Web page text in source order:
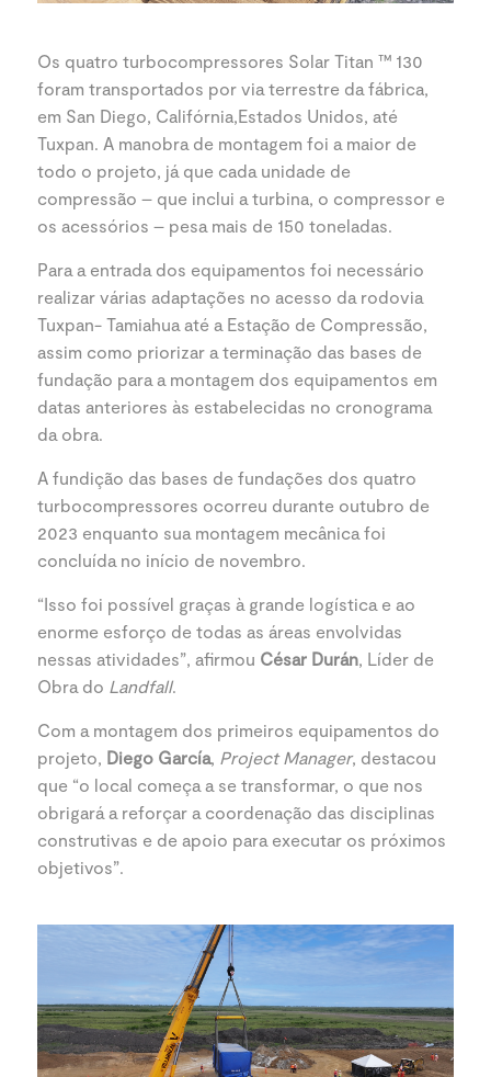
Os quatro turbocompressores Solar Titan ™ 130
foram transportados por via terrestre da fábrica,
em San Diego, Califórnia,Estados Unidos, até
Tuxpan. A manobra de montagem foi a maior de
todo o projeto, já que cada unidade de
compressão – que inclui a turbina, o compressor e
os acessórios – pesa mais de 150 toneladas.
Para a entrada dos equipamentos foi necessário
realizar várias adaptações no acesso da rodovia
Tuxpan- Tamiahua até a Estação de Compressão,
assim como priorizar a terminação das bases de
fundação para a montagem dos equipamentos em
datas anteriores às estabelecidas no cronograma
da obra.
A fundição das bases de fundações dos quatro
turbocompressores ocorreu durante outubro de
2023 enquanto sua montagem mecânica foi
concluída no início de novembro.
“Isso foi possível graças à grande logística e ao
enorme esforço de todas as áreas envolvidas
nessas atividades”, afirmou César Durán, Líder de
Obra do Landfall.
Com a montagem dos primeiros equipamentos do
projeto, Diego García, Project Manager, destacou
que “o local começa a se transformar, o que nos
obrigará a reforçar a coordenação das disciplinas
construtivas e de apoio para executar os próximos
objetivos”.